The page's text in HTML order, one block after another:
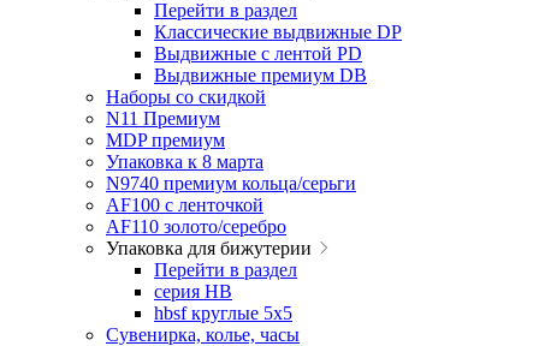
Перейти в раздел
Классические выдвижные DP
Выдвижные с лентой PD
Выдвижные премиум DB
Наборы со скидкой
N11 Премиум
MDP премиум
Упаковка к 8 марта
N9740 премиум кольца/серьги
AF100 с ленточкой
AF110 золото/серебро
Упаковка для бижутерии
Перейти в раздел
серия HB
hbsf круглые 5x5
Сувенирка, колье, часы